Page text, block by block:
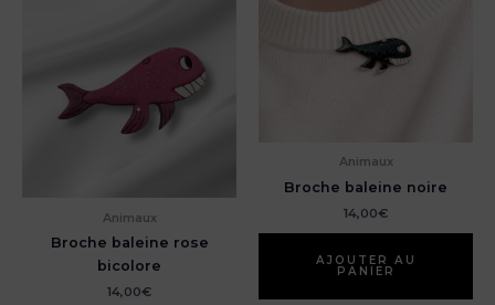
Animaux
Broche baleine rose
bicolore
14,00€
Animaux
Broche baleine noire
14,00€
AJOUTER AU
PANIER